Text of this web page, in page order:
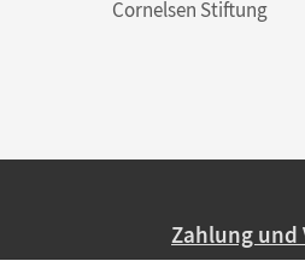
Cornelsen Stiftung
Zahlung und